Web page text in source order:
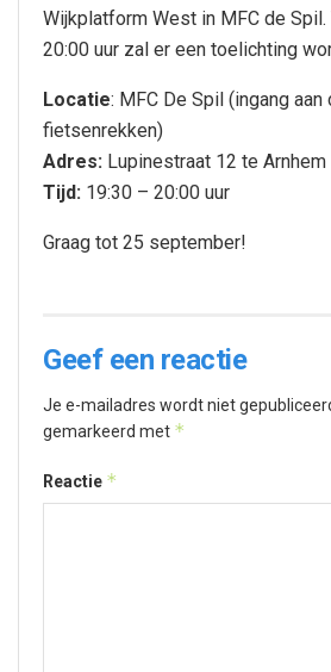
Wijkplatform West in MFC de
20:00 uur zal er een toelichting
Locatie: MFC De Spil (ingang
fietsenrekken)
Adres: Lupinestraat 12 te Arnhem
Tijd: 19:30 – 20:00 uur
Graag tot 25 september!
Geef een reactie
Je e-mailadres wordt niet
gemarkeerd met *
Reactie *